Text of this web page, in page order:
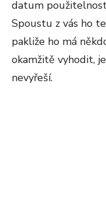
datum
Spoustu z vás ho
pakliže ho má
okamžitě vyhodit,
nevyřeší.